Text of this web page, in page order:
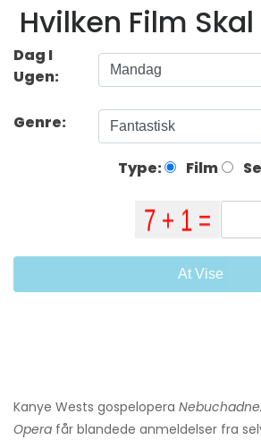
Hvilken Film
Dag I
Ugen:
Genre:
Type: Film
At Vise
Kanye Wests gospelopera
Opera får blandede anmeldelser fra